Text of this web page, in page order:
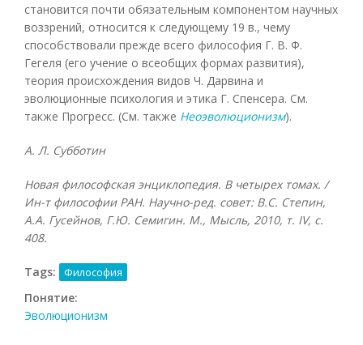
становится почти обязательным компонентом научных
воззрений, относится к следующему 19 в., чему
способствовали прежде всего философия Г. В. Ф.
Гегеля (его учение о всеобщих формах развития),
теория происхождения видов Ч. Дарвина и
эволюционные психология и этика Г. Спенсера. См.
также Прогресс. (См. также Неоэволюционизм).
А. Л. Субботин
Новая философская энциклопедия. В четырех томах. /
Ин-т философии РАН. Научно-ред. совет: В.С. Степин,
А.А. Гусейнов, Г.Ю. Семигин. М., Мысль, 2010, т. IV, с.
408.
Tags: Философия
Понятие:
Эволюционизм